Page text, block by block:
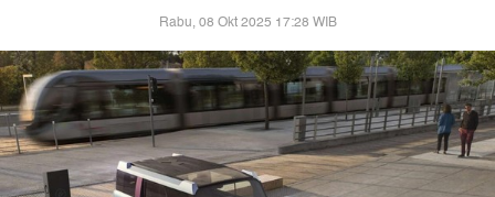
Rabu, 08 Okt 2025 17:28 WIB